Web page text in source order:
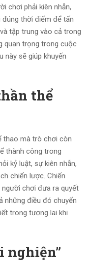
chơi phải kiên nhẫn,
thời điểm để tấn
tập trung vào cả trong
quan trọng trong cuộc
này sẽ giúp khuyến
thể
thao mà trò chơi còn
thành công trong
kỷ luật, sự kiên nhẫn,
chiến lược. Chiến
chơi đưa ra quyết
những điều đó chuyển
trong tương lai khi
nghiện”